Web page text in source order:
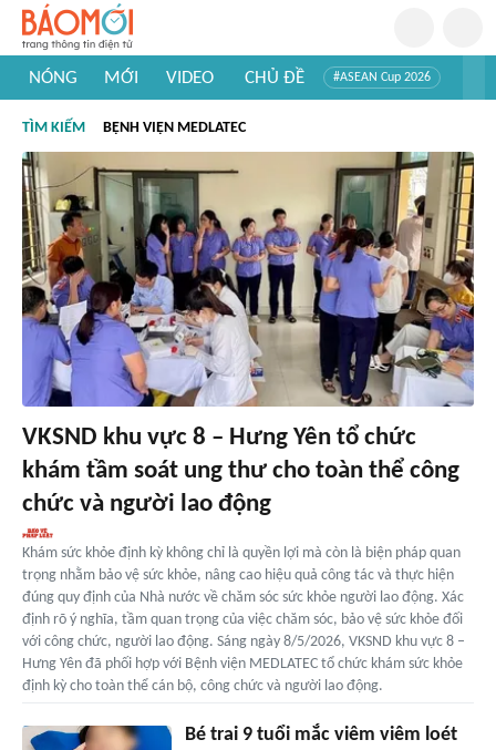
NÓNG MỚI VIDEO CHỦ ĐỀ #ASEAN Cup 2026
#Khám phá thế giới
TÌM KIẾM BỆNH VIỆN MEDLATEC
VKSND khu vực 8 – Hưng Yên tổ chức
khám tầm soát ung thư cho toàn thể công
chức và người lao động
Khám sức khỏe định kỳ không chỉ là quyền lợi mà còn là biện pháp quan
trọng nhằm bảo vệ sức khỏe, nâng cao hiệu quả công tác và thực hiện
đúng quy định của Nhà nước về chăm sóc sức khỏe người lao động. Xác
định rõ ý nghĩa, tầm quan trọng của việc chăm sóc, bảo vệ sức khỏe đối
với công chức, người lao động. Sáng ngày 8/5/2026, VKSND khu vực 8 –
Hưng Yên đã phối hợp với Bệnh viện MEDLATEC tổ chức khám sức khỏe
định kỳ cho toàn thể cán bộ, công chức và người lao động.
Bé trai 9 tuổi mắc viêm viêm loét